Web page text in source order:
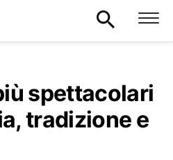
spettacolari
tradizione e